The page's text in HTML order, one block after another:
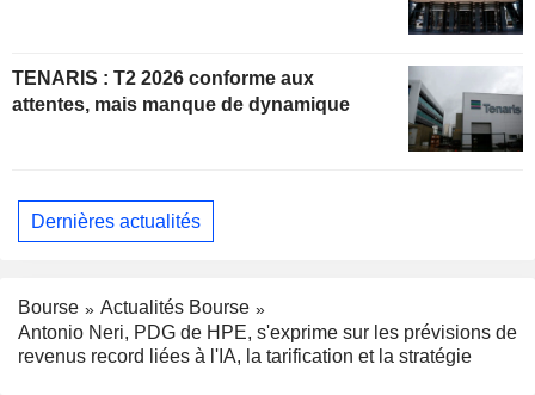
TENARIS : T2 2026 conforme aux
attentes, mais manque de dynamique
Dernières actualités
Bourse
Actualités Bourse
Antonio Neri, PDG de HPE, s'exprime sur les prévisions de
revenus record liées à l'IA, la tarification et la stratégie